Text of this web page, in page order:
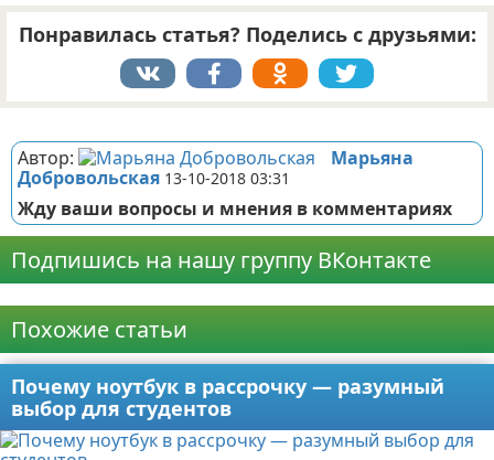
Понравилась статья? Поделись с друзьями:
Автор:
Марьяна
Добровольская 13-10-2018 03:31
Жду ваши вопросы и мнения в комментариях
Подпишись на нашу группу ВКонтакте
Похожие статьи
Почему ноутбук в рассрочку — разумный
выбор для студентов